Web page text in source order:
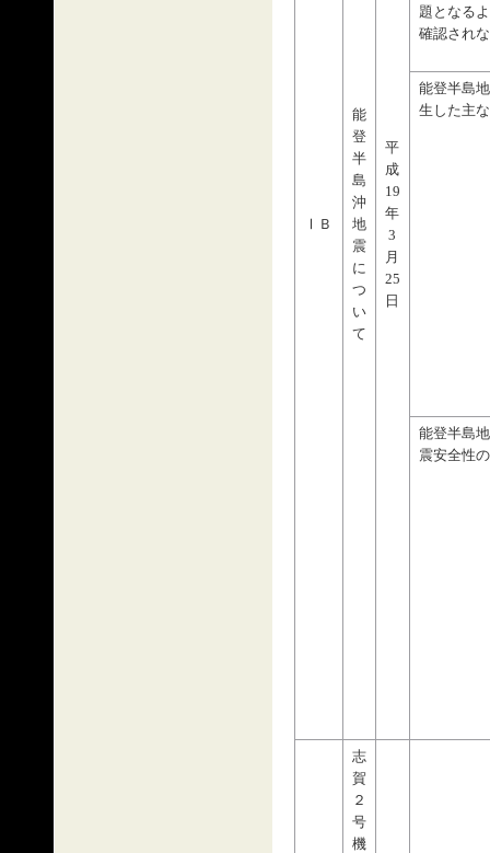
ⅠＢ
能
登
半
島
沖
地
震
に
つ
い
て
平
成
19
年
3
月
25
日
題となる
確認され
能登半島
生した主
能登半島
震安全性
志
賀
２
号
機